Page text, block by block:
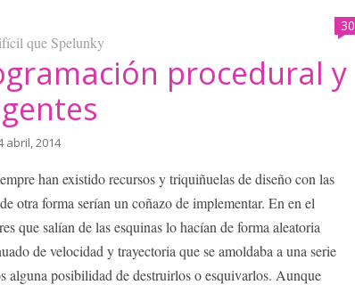
30
que Spelunky
procedural y
abril, 2014
han existido recursos y triquiñuelas de diseño con las
otra forma serían un coñazo de implementar. En en el
que salían de las esquinas lo hacían de forma aleatoria
de velocidad y trayectoria que se amoldaba a una serie
alguna posibilidad de destruirlos o esquivarlos. Aunque